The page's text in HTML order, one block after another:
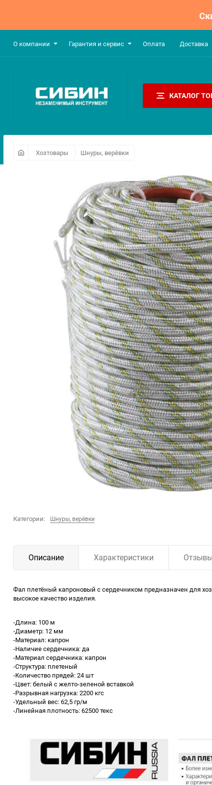
О компании Гарантия и сервис Оплата​ Доставка
КАТАЛОГ
Хозтовары Шнуры, верёвки
Категории: Шнуры, верёвки
Описание Характеристики Отзывы
Фал плетёный капроновый с сердечником предназначен для
высокое качество изделия.
-Длина: 100 м
-Диаметр: 12 мм
-Материал: капрон
-Наличие сердечника: да
-Материал сердечника: капрон
-Структура: плетеный
-Количество прядей: 24 шт
-Цвет: белый с желто-зеленой вставкой
-Разрывная нагрузка: 2200 кгс
-Удельный вес: 62,5 гр/м
-Линейная плотность: 62500 текс